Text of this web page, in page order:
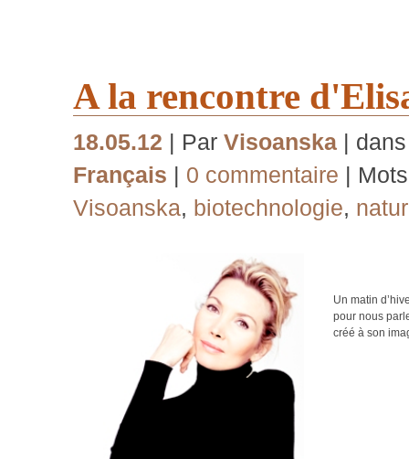
A la rencontre
18.05.12 | Par Visoanska |
Français | 0 commentaire |
Visoanska, biotechnologie,
Un matin
pour nous
créé à son